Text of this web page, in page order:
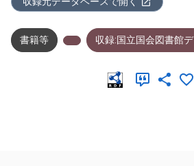
書籍等 収録:国立国会図書館